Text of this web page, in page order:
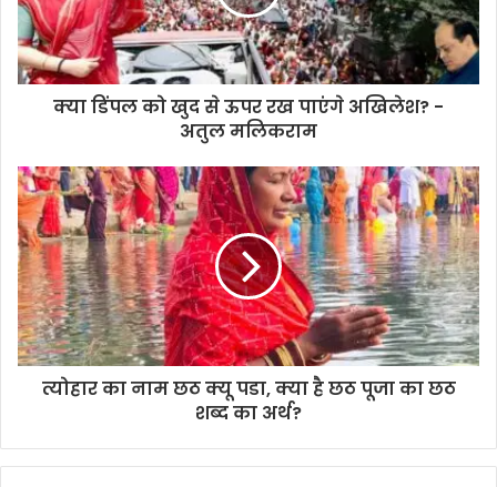
क्या डिंपल को खुद से ऊपर रख पाएंगे अखिलेश? -
अतुल मलिकराम
त्योहार का नाम छठ क्यू पडा, क्या है छठ पूजा का छठ
शब्द का अर्थ?